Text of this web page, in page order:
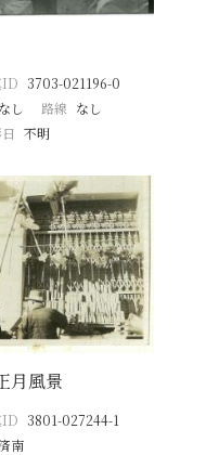
ID 3703-021196-0
なし 路線 なし
不明
月風景
ID 3801-027244-1
南